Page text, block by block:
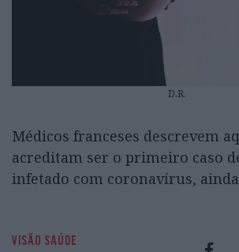
D.R.
Médicos franceses descrevem
acreditam ser o primeiro caso
infetado com coronavírus,
VISÃO SAÚDE